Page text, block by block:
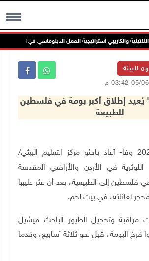
MENUوالكاريبي استراتيجية العمل الدبلوماسي في القارة
البيئة
يُعيد إطلاق أكبر بومة في فلسطين
للطبيعة
بيت لحم 5-6-2026 وفا- أعاد باحثو مركز التعليم البيئي/
اللوثرية في الأردن والأراضي المقدسة
فلسطين إلى الطبيعية، بعد أن عثر عليها
لعائلته، في بيت لحم.
مراقبة وتحجيل الطيور الباحث ميشيل
فرخ البومة، قبل نحو ثلاثة أسابيع، وقدما